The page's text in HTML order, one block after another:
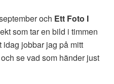
och Ett Foto I
som tar en bild i timmen
idag jobbar jag på mitt
se vad som händer just